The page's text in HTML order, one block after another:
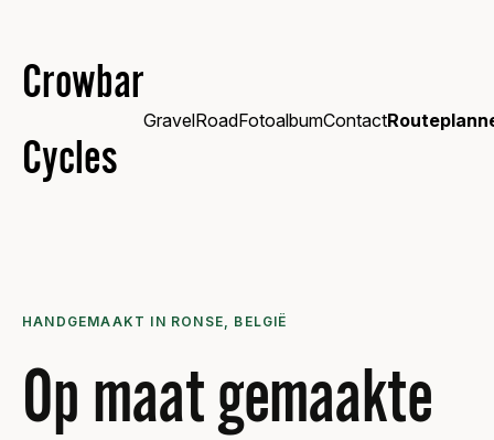
Crowbar
Cycles
GravelRoadFotoalbumContact
HANDGEMAAKT IN RONSE, BELGIË
Op maat gemaakte